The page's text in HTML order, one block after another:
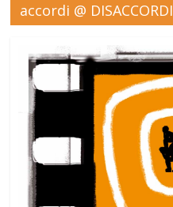
accordi @ DISACCORDI